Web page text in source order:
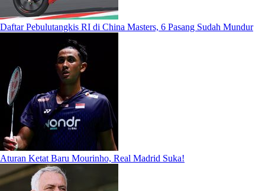
Daftar Pebulutangkis RI di China Masters, 6 Pasang Sudah Mundur
Aturan Ketat Baru Mourinho, Real Madrid Suka!